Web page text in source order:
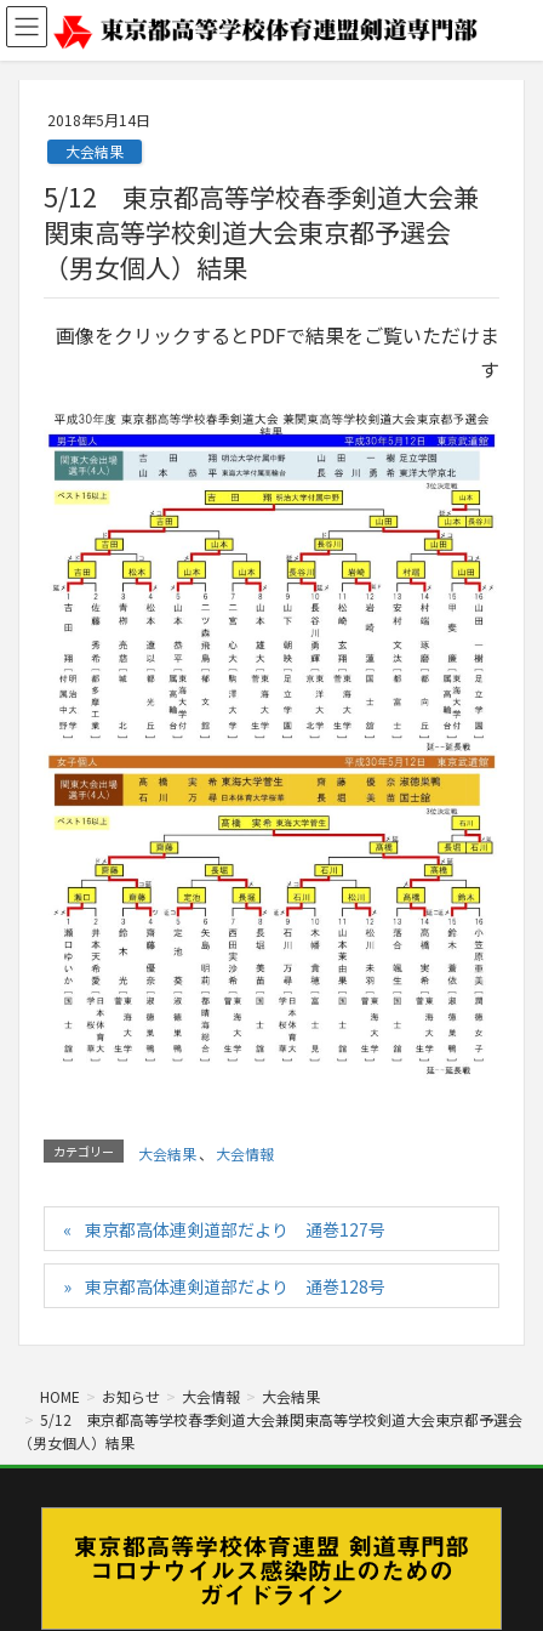
2018年5月14日
大会結果
5/12 東京都高等学校春季剣道大会兼
関東高等学校剣道大会東京都予選会
（男女個人）結果
画像をクリックするとPDFで結果をご覧いただけま
す
カテゴリー 大会結果、 大会情報
東京都高体連剣道部だより 通巻127号
東京都高体連剣道部だより 通巻128号
HOME お知らせ 大会情報
大会結果
5/12 東京都高等学校春季剣道大会兼関東高等学校剣道大会東京都予選会
（男女個人）結果